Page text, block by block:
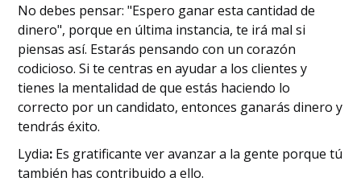
No debes pensar: "Espero ganar esta cantidad de
dinero", porque en última instancia, te irá mal si
piensas así. Estarás pensando con un corazón
codicioso. Si te centras en ayudar a los clientes y
tienes la mentalidad de que estás haciendo lo
correcto por un candidato, entonces ganarás dinero y
tendrás éxito.
‍Lydia: Es gratificante ver avanzar a la gente porque tú
también has contribuido a ello.